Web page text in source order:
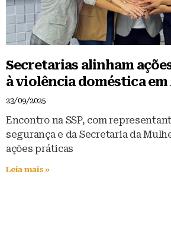
Secretarias alinham
à violência doméstica em
23/09/2025
Encontro na SSP, com
segurança e da Secretaria da
ações práticas
Leia mais »